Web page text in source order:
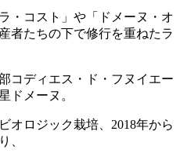
・コスト」や「ドメーヌ・オ
者たちの下で修行を重ねたラ
コディエス・ド・フヌイエー
ドメーヌ。
オロジック栽培、2018年から
、